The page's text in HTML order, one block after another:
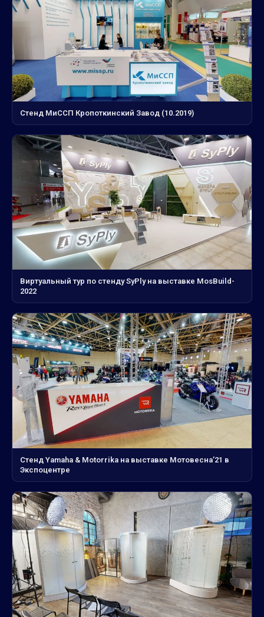
Стенд МиССП Кропоткинский Завод (10.2019)
Виртуальный тур по стенду SyPly на выставке MosBuild-
2022
Стенд Yamaha & Motorrika на выставке Мотовесна’21 в
Экспоцентре